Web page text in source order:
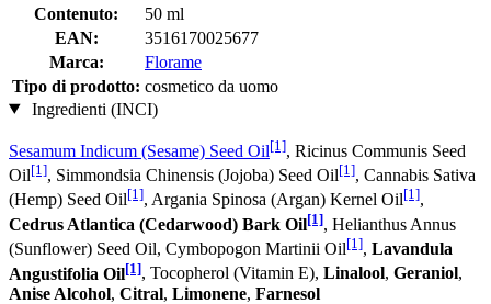
Contenuto:
50 ml
EAN:
3516170025677
Marca:
Florame
Tipo di prodotto: cosmetico da uomo
Ingredienti (INCI)
Sesamum Indicum (Sesame) Seed Oil[1], Ricinus Communis Seed
Oil[1], Simmondsia Chinensis (Jojoba) Seed Oil[1], Cannabis Sativa
(Hemp) Seed Oil[1], Argania Spinosa (Argan) Kernel Oil[1],
Cedrus Atlantica (Cedarwood) Bark Oil[1], Helianthus Annus
(Sunflower) Seed Oil, Cymbopogon Martinii Oil[1], Lavandula
Angustifolia Oil[1], Tocopherol (Vitamin E), Linalool, Geraniol,
Anise Alcohol, Citral, Limonene, Farnesol